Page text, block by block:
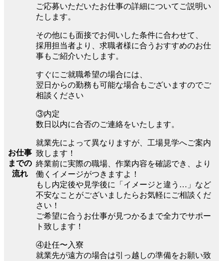
お仕事
までの
流れ
ご応募いただいたお仕事の詳細についてご説明い
たします。
その他にも面接でお伺いした条件に合わせて、
採用担当者より、求職者様に合うおすすめのお仕
事もご紹介いたします。
すぐにご就職希望の場合には、
翌日からの勤務も可能な場合もございますのでご
相談ください
③内定
数日以内に合否のご連絡をいたします。
就業先によって異なりますが、工場見学へご案内
致します！
終業前に実際の職場、作業内容を確認でき、より
働くイメージがつきますよ！
もし内定後や見学後に「イメージと違う…」など
不安なことがございましたらお気軽にご相談くだ
さい！
ご希望に合うお仕事が見つかるまで全力でサポー
ト致します！
④赴任〜入寮
就業先が遠方の場合は引っ越しの準備をお願い致